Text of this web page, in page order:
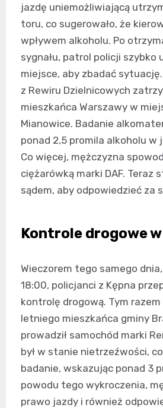
jazdę uniemożliwiającą
toru, co sugerowało, że
wpływem alkoholu. Po
sygnału, patrol policji szybko
miejsce, aby zbadać
z Rewiru Dzielnicowych
mieszkańca Warszawy w
Mianowice. Badanie
ponad 2,5 promila alkoholu w
Co więcej, mężczyzna
ciężarówką marki DAF. Teraz
sądem, aby odpowiedzieć za
Kontrole drogowe
Wieczorem tego samego
18:00, policjanci z Kępna
kontrolę drogową. Tym
letniego mieszkańca gminy
prowadził samochód marki
był w stanie nietrzeźwości,
badanie, wskazując ponad 3
powodu tego wykroczenia,
prawo jazdy i również